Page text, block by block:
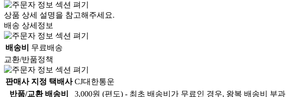
.
상품 상세 설명을 참고해주세요.
배송 상세정보
배송비
무료배송
교환/반품정책
판매사 지정 택배사 CJ대한통운
반품/교환 배송비
3,000원 (편도) - 최초 배송비가 무료인 경우, 왕복 배송비 부과